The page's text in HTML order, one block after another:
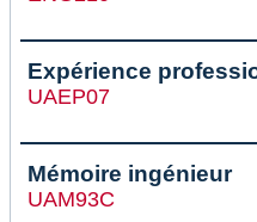
Expérience
UAEP07
Mémoire ingénieur
UAM93C